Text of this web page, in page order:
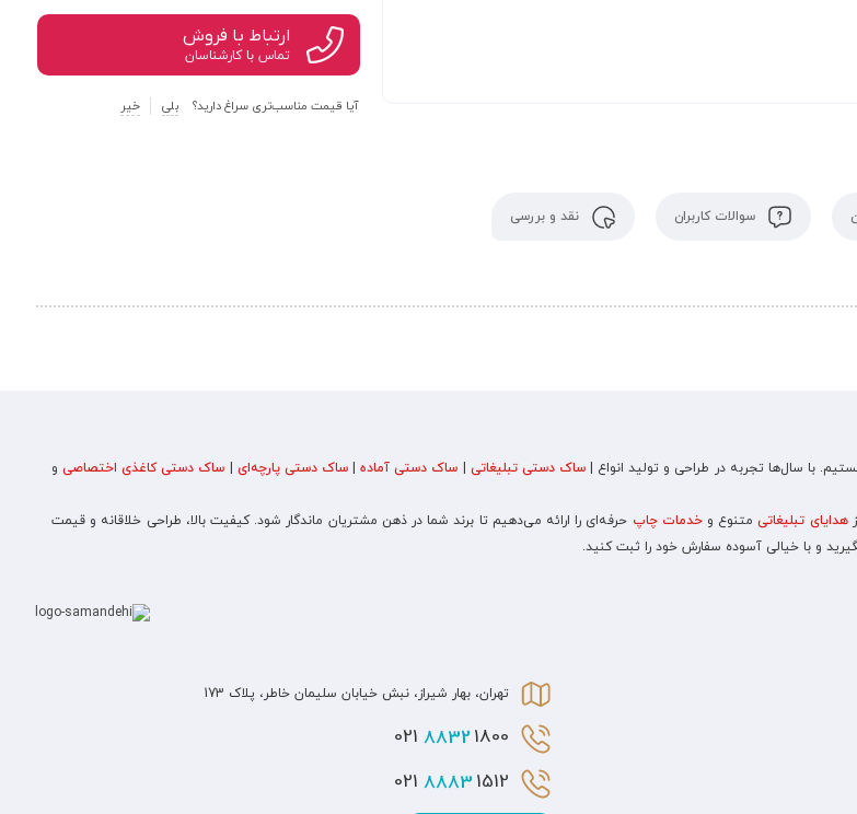
ارتباط با فروش
تماس با کارشناسان
آیا قیمت مناسب‌تری سراغ دارید؟ بلی خیر
سوالات کاربران نقد و بررسی
با سال‌ها تجربه در طراحی و تولید انواع |ساک دستی تبلیغاتی ساک دستی آماده|ساک دستی پارچه‌ای ساک دستی کاغذی اختصاصیو
هدایای تبلیغاتیمتنوع وخدمات چاپ حرفه‌ای را ارائه می‌دهیم تا برند شما در ذهن مشتریان ماندگار شود. کیفیت بالا، طراحی خلاقانه و قیمت
و با خیالی آسوده سفارش خود را ثبت کنید.
تهران، بهار شیراز، نبش خیابان سلیمان خاطر، پلاک 173
8832 1800 021
8883 1512 021